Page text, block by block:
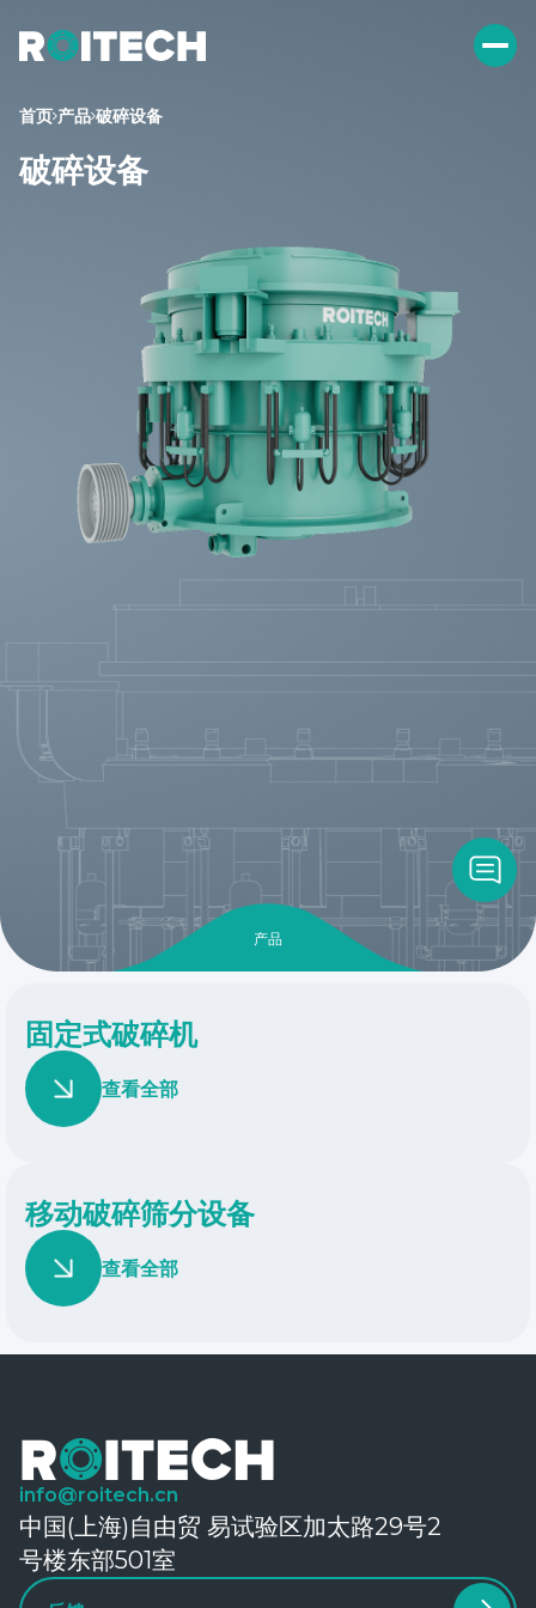
首页 产品 破碎设备
破碎设备
产品
固定式破碎机
查看全部
移动破碎筛分设备
查看全部
info@roitech.cn
中国(上海)自由贸 易试验区加太路29号2
号楼东部501室